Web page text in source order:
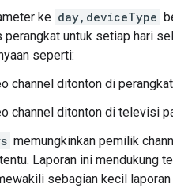
ke day,deviceType
untuk setiap hari
seperti:
channel ditonton di
channel ditonton di televisi
memungkinkan pemilik
Laporan ini mendukung
sebagian kecil